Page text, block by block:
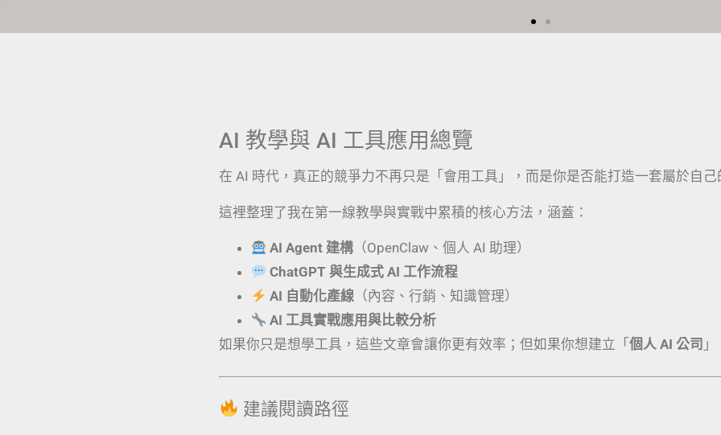
AI 教學與 AI 工具應用總覽
在 AI 時代，真正的競爭力不再只是「會用工具」，而是你是否能打造一套屬於自
這裡整理了我在第一線教學與實戰中累積的核心方法，涵蓋：
AI Agent 建構 （OpenClaw、個人 AI 助理）
ChatGPT 與生成式 AI 工作流程
AI 自動化產線 （內容、行銷、知識管理）
AI 工具實戰應用與比較分析
如果你只是想學工具，這些文章會讓你更有效率；但如果你想建立「 個人 AI 公司
建議閱讀路徑